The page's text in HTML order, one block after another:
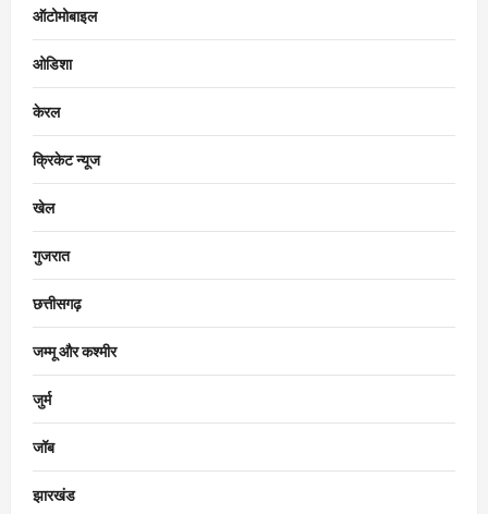
ऑटोमोबाइल
ओडिशा
केरल
क्रिकेट न्यूज
खेल
गुजरात
छत्तीसगढ़
जम्मू और कश्मीर
जुर्म
जॉब
झारखंड